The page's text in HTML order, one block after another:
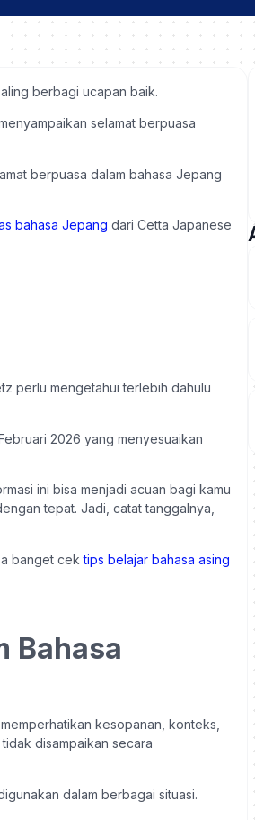
berbagi ucapan baik.
selamat berpuasa
berpuasa dalam bahasa Jepang
bahasa Jepang dari Cetta Japanese
perlu mengetahui terlebih dahulu
2026 yang menyesuaikan
ini bisa menjadi acuan bagi kamu
tepat. Jadi, catat tanggalnya,
banget cek tips belajar bahasa asing
Bahasa
kesopanan, konteks,
disampaikan secara
dalam berbagai situasi.